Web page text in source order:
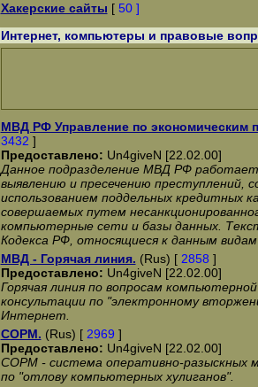
Хакерские сайты [ 50 ]
Интернет, компьютеры и правовые
МВД РФ Управление по экономическим
3432 ]
Предоставлено: Un4giveN [22.02.00]
Данное подразделение МВД РФ работает
выявлению и пресечению преступлений,
использованием поддельных кредитных
совершаемых путем
компьютерные сети и базы данных.
Кодекса РФ, относящиеся к данным
МВД - Горячая линия. (Rus) [ 2858 ]
Предоставлено: Un4giveN [22.02.00]
Горячая линия по вопросам
консультации по "электронному
Интернет.
СОРМ. (Rus) [ 2969 ]
Предоставлено: Un4giveN [22.02.00]
СОРМ - система оперативно-разыскных
по "отлову компьютерных хулиганов".